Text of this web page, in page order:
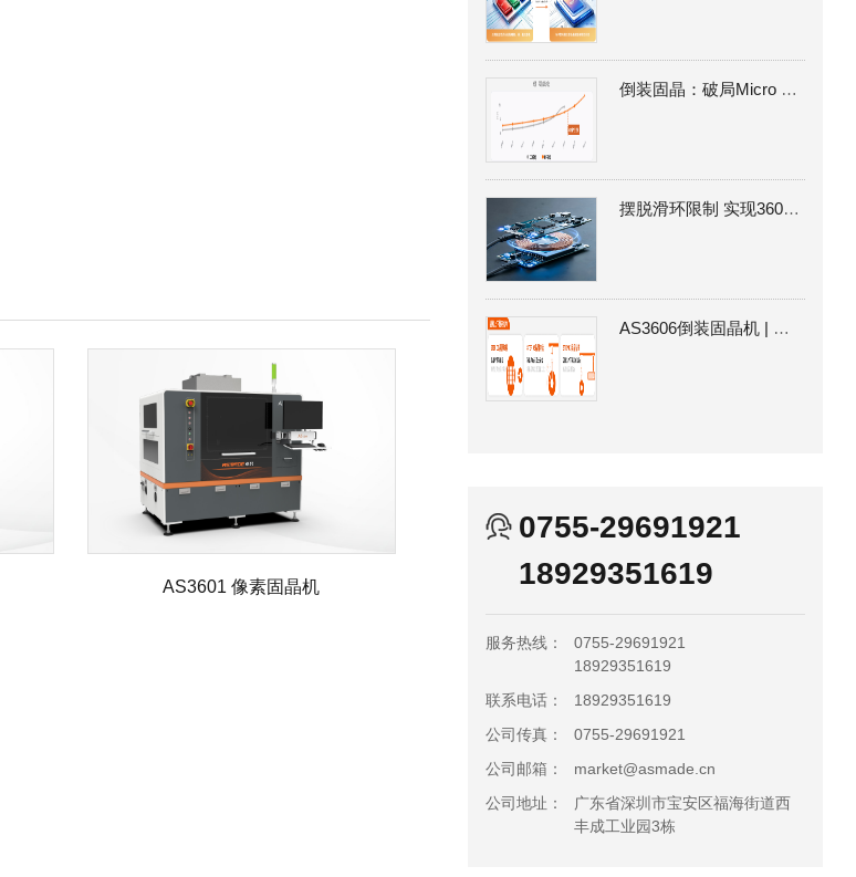
AS3601 像素固晶机
倒装固晶：破局Micro LED MIP 量产良率瓶颈的核心制程
摆脱滑环限制 实现360°连续旋转通信|卓兴SpinBus360 EtherCAT无线传输
AS3606倒装固晶机 | 实现芯片零顶伤 突破Micro LED MIP量产困局
0755-29691921
18929351619
服务热线：
0755-29691921
18929351619
联系电话：
18929351619
公司传真：
0755-29691921
公司邮箱：
market@asmade.cn
公司地址：
广东省深圳市宝安区福海街道西
丰成工业园3栋